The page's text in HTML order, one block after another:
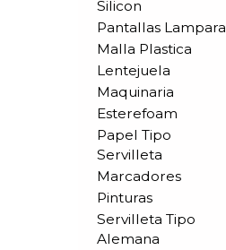
Silicon
Pantallas Lampara
Malla Plastica
Lentejuela
Maquinaria
Esterefoam
Papel Tipo
Servilleta
Marcadores
Pinturas
Servilleta Tipo
Alemana